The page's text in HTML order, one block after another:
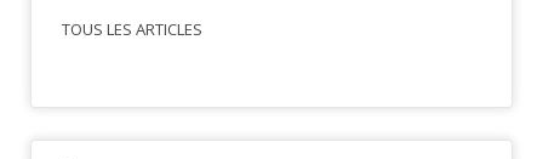
TOUS LES ARTICLES